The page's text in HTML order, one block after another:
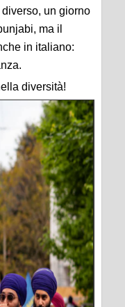
un giorno
ma il
in italiano:
diversità!